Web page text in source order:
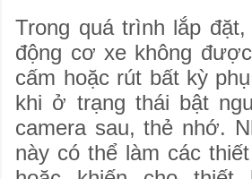
Trong quá trình lắp
động cơ xe không
cấm hoặc rút bất kỳ
khi ở trạng thái bật
camera sau, thẻ nhớ.
này có thể làm các